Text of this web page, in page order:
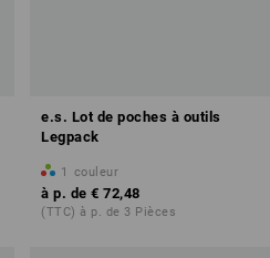
e.s. Lot de poches à outils
Legpack
1 couleur
à p. de € 72,48
(TTC) à p. de 3 Pièces